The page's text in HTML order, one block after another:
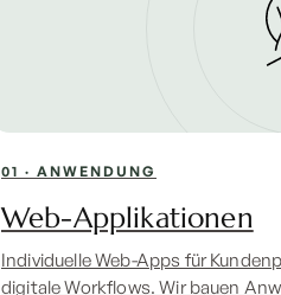
01 · ANWENDUNG
Web-Applikationen
Individuelle Web-Apps für
digitale Workflows. Wir bauen